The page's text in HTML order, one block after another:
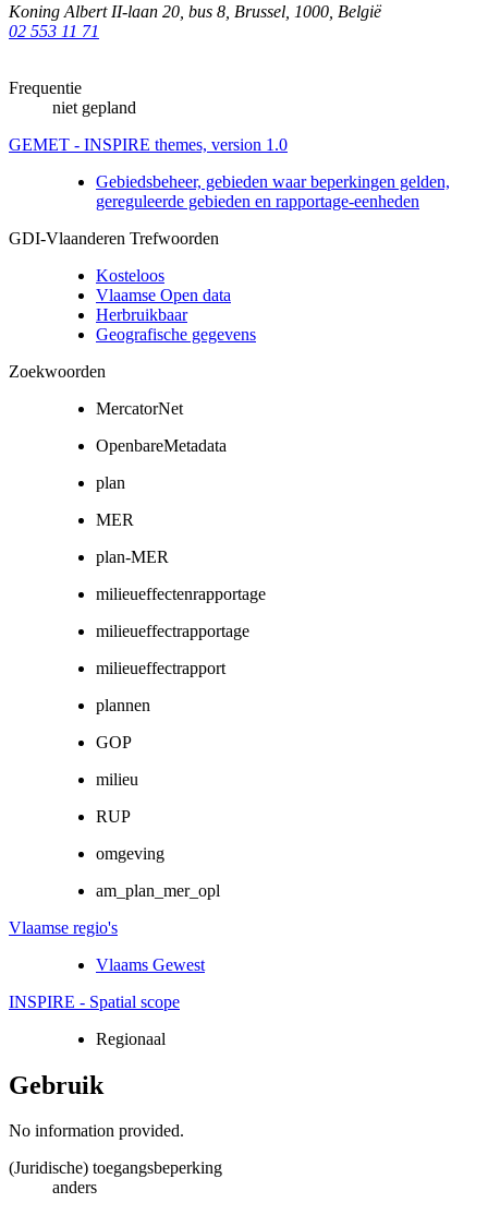
Koning Albert II-laan 20, bus 8 Brussel 1000 België
02 553 11 71
Frequentie
niet gepland
GEMET - INSPIRE themes, version 1.0
Gebiedsbeheer, gebieden waar beperkingen gelden,
gereguleerde gebieden en rapportage-eenheden
GDI-Vlaanderen Trefwoorden
Kosteloos
Vlaamse Open data
Herbruikbaar
Geografische gegevens
Zoekwoorden
MercatorNet
OpenbareMetadata
plan
MER
plan-MER
milieueffectenrapportage
milieueffectrapportage
milieueffectrapport
plannen
GOP
milieu
RUP
omgeving
am_plan_mer_opl
Vlaamse regio's
Vlaams Gewest
INSPIRE - Spatial scope
Regionaal
Gebruik
No information provided.
(Juridische) toegangsbeperking
anders